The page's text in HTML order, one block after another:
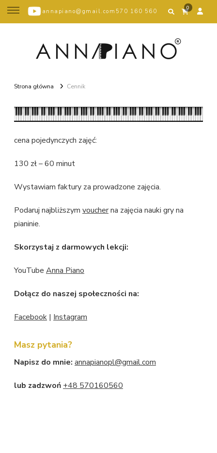
annapiano@gmail.com 570 160 560 0
Strona główna Cennik
cena pojedynczych zajęć:
130 zł – 60 minut
Wystawiam faktury za prowadzone zajęcia.
Podaruj najbliższym voucherna zajęcia nauki gry na
pianinie.
Skorzystaj z darmowych lekcji:
YouTube Anna Piano
Dołącz do naszej społeczności na:
Facebook | Instagram
Masz pytania?
Napisz do mnie: annapianopl@gmail.com
lub zadzwoń +48 570160560